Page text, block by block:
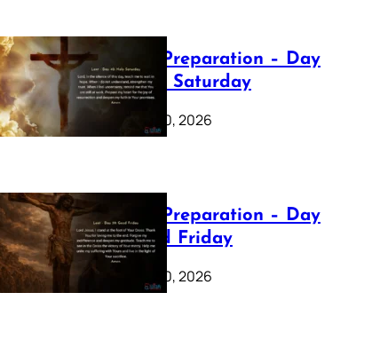
Lenten Preparation – Day
40: Holy Saturday
February 20, 2026
Lenten Preparation – Day
39: Good Friday
February 20, 2026